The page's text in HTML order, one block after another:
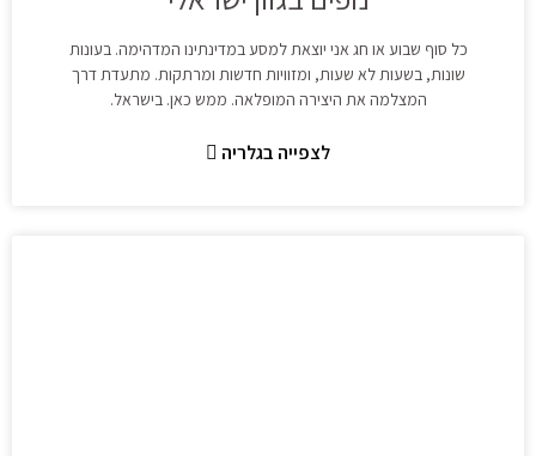
כל סוף שבוע או חג אני יוצאת למסע במדינתינו המדהימה. בעונות
שונות, בשעות לא שעות, ומזוויות חדשות ומרתקות. מתעדת דרך
המצלמה את היצירה המופלאה. ממש כאן. בישראל.
לצפייה בגלריה